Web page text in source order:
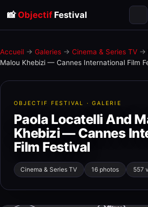
📸 ObjectifFestival
Accueil → Galeries → Cinema & Series TV →
Malou Khebizi — Cannes International Film
OBJECTIF FESTIVAL · GALERIE
Paola Locatelli And
Khebizi — Cannes
Film Festival
Cinema & Series TV 16 photos 557